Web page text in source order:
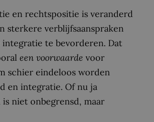
en rechtspositie is veranderd
sterkere verblijfsaanspraken
integratie te bevorderen. Dat
een voorwaarde voor
schier eindeloos worden
en integratie. Of nu ja
niet onbegrensd, maar